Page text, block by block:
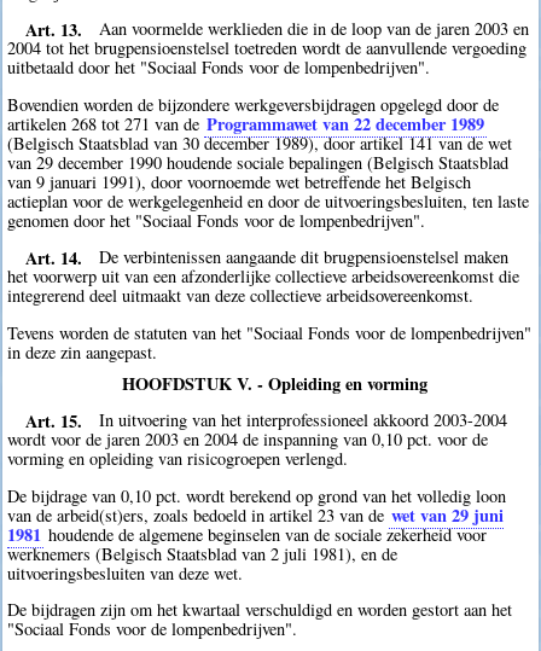
Art. 13.
Aan voormelde werklieden die in de loop van de jaren 2003 en
2004 tot het brugpensioenstelsel toetreden wordt de aanvullende vergoeding
uitbetaald door het "Sociaal Fonds voor de lompenbedrijven".
Bovendien worden de bijzondere werkgeversbijdragen opgelegd door de
artikelen 268 tot 271 van de Programmawet van 22 december 1989
(Belgisch Staatsblad van 30 december 1989), door artikel 141 van de wet
van 29 december 1990 houdende sociale bepalingen (Belgisch Staatsblad
van 9 januari 1991), door voornoemde wet betreffende het Belgisch
actieplan voor de werkgelegenheid en door de uitvoeringsbesluiten, ten laste
genomen door het "Sociaal Fonds voor de lompenbedrijven".
Art. 14.
De verbintenissen aangaande dit brugpensioenstelsel maken
het voorwerp uit van een afzonderlijke collectieve arbeidsovereenkomst die
integrerend deel uitmaakt van deze collectieve arbeidsovereenkomst.
Tevens worden de statuten van het "Sociaal Fonds voor de lompenbedrijven"
in deze zin aangepast.
HOOFDSTUK V. - Opleiding en vorming
Art. 15.
In uitvoering van het interprofessioneel akkoord 2003-2004
wordt voor de jaren 2003 en 2004 de inspanning van 0,10 pct. voor de
vorming en opleiding van risicogroepen verlengd.
De bijdrage van 0,10 pct. wordt berekend op grond van het volledig loon
van de arbeid(st)ers, zoals bedoeld in artikel 23 van de wet van 29 juni
1981 houdende de algemene beginselen van de sociale zekerheid voor
werknemers (Belgisch Staatsblad van 2 juli 1981), en de
uitvoeringsbesluiten van deze wet.
De bijdragen zijn om het kwartaal verschuldigd en worden gestort aan het
"Sociaal Fonds voor de lompenbedrijven".